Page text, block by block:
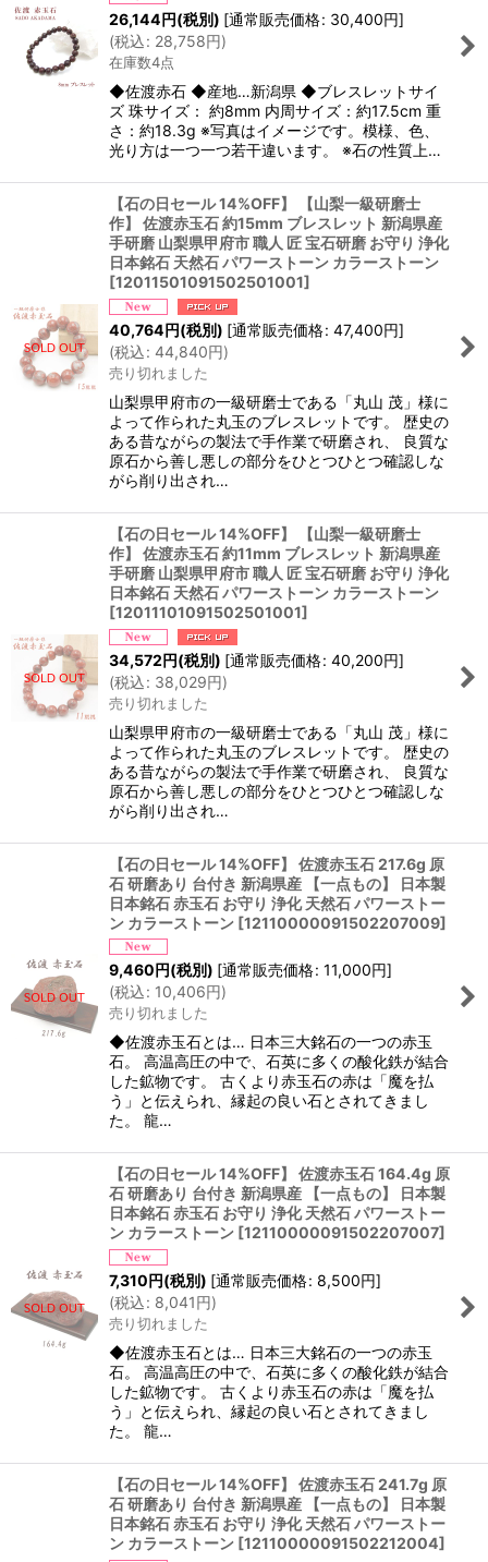
26,144円(税別) [通常販売価格: 30,400円]
(税込: 28,758円)
在庫数4点
◆佐渡赤石 ◆産地…新潟県 ◆ブレスレットサイ
ズ 珠サイズ： 約8mm 内周サイズ：約17.5cm 重
さ：約18.3g ※写真はイメージです。模様、色、
光り方は一つ一つ若干違います。 ※石の性質上…
【石の日セール 14%OFF】 【山梨一級研磨士
作】 佐渡赤玉石 約15mm ブレスレット 新潟県産
手研磨 山梨県甲府市 職人 匠 宝石研磨 お守り 浄化
日本銘石 天然石 パワーストーン カラーストーン
[12011501091502501001]
40,764円(税別) [通常販売価格: 47,400円]
(税込: 44,840円)
売り切れました
山梨県甲府市の一級研磨士である「丸山 茂」様に
よって作られた丸玉のブレスレットです。 歴史の
ある昔ながらの製法で手作業で研磨され、 良質な
原石から善し悪しの部分をひとつひとつ確認しな
がら削り出され…
【石の日セール 14%OFF】 【山梨一級研磨士
作】 佐渡赤玉石 約11mm ブレスレット 新潟県産
手研磨 山梨県甲府市 職人 匠 宝石研磨 お守り 浄化
日本銘石 天然石 パワーストーン カラーストーン
[12011101091502501001]
34,572円(税別) [通常販売価格: 40,200円]
(税込: 38,029円)
売り切れました
山梨県甲府市の一級研磨士である「丸山 茂」様に
よって作られた丸玉のブレスレットです。 歴史の
ある昔ながらの製法で手作業で研磨され、 良質な
原石から善し悪しの部分をひとつひとつ確認しな
がら削り出され…
【石の日セール 14%OFF】 佐渡赤玉石 217.6g 原
石 研磨あり 台付き 新潟県産 【一点もの】 日本製
日本銘石 赤玉石 お守り 浄化 天然石 パワーストー
ン カラーストーン [12110000091502207009]
9,460円(税別) [通常販売価格: 11,000円]
(税込: 10,406円)
売り切れました
◆佐渡赤玉石とは… 日本三大銘石の一つの赤玉
石。 高温高圧の中で、石英に多くの酸化鉄が結合
した鉱物です。 古くより赤玉石の赤は「魔を払
う」と伝えられ、縁起の良い石とされてきまし
た。 龍…
【石の日セール 14%OFF】 佐渡赤玉石 164.4g 原
石 研磨あり 台付き 新潟県産 【一点もの】 日本製
日本銘石 赤玉石 お守り 浄化 天然石 パワーストー
ン カラーストーン [12110000091502207007]
7,310円(税別) [通常販売価格: 8,500円]
(税込: 8,041円)
売り切れました
◆佐渡赤玉石とは… 日本三大銘石の一つの赤玉
石。 高温高圧の中で、石英に多くの酸化鉄が結合
した鉱物です。 古くより赤玉石の赤は「魔を払
う」と伝えられ、縁起の良い石とされてきまし
た。 龍…
【石の日セール 14%OFF】 佐渡赤玉石 241.7g 原
石 研磨あり 台付き 新潟県産 【一点もの】 日本製
日本銘石 赤玉石 お守り 浄化 天然石 パワーストー
ン カラーストーン [12110000091502212004]